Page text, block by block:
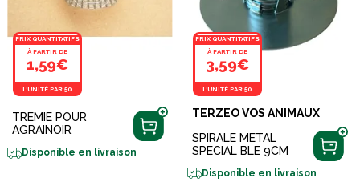
PRIX QUANTITATIFS
À PARTIR DE
1,59€
L'UNITÉ PAR 50
TREMIE POUR
AGRAINOIR
Disponible en livraison
PRIX QUANTITATIFS
À PARTIR DE
3,59€
L'UNITÉ PAR 50
TERZEO VOS ANIMAUX
SPIRALE METAL
SPECIAL BLE 9CM
Disponible en livraison